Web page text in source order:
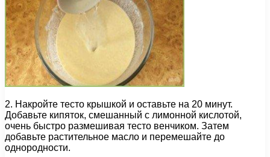
2. Накройте тесто крышкой и оставьте на 20 минут.
Добавьте кипяток, смешанный с лимонной кислотой,
очень быстро размешивая тесто венчиком. Затем
добавьте растительное масло и перемешайте до
однородности.